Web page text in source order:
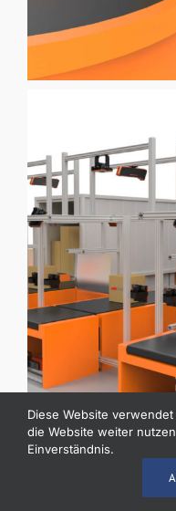
Bauteil-
Diese Website
die Website weiter
Einverständnis.